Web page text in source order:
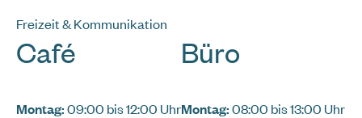
Freizeit & Kommunikation
Café
Montag:09:00 bis 12:00 Uhr
Büro
Montag:08:00 bis 13:00 Uhr